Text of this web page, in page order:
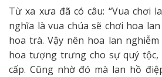
Từ xa xưa đã có câu: “Vua chơi
nghĩa là vua chúa sẽ chơi hoa
hoa trà. Vậy nên hoa lan
hoa tượng trưng cho sự quý tộc,
cấp. Cũng nhờ đó mà lan hồ